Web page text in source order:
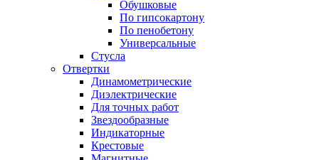
Обушковые
По гипсокартону
По пенобетону
Универсальные
Стусла
Отвертки
Динамометрические
Диэлектрические
Для точных работ
Звездообразные
Индикаторные
Крестовые